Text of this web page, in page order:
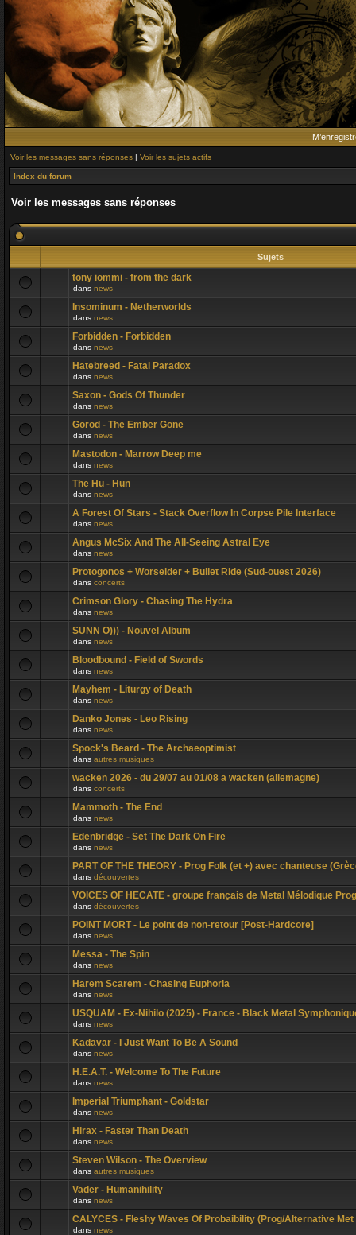
Voir les messages sans réponses | Voir les sujets actifs
Index du forum
Voir les messages sans réponses
Sujets
tony iommi - from the dark
dans news
Insominum - Netherworlds
dans news
Forbidden - Forbidden
dans news
Hatebreed - Fatal Paradox
dans news
Saxon - Gods Of Thunder
dans news
Gorod - The Ember Gone
dans news
Mastodon - Marrow Deep me
dans news
The Hu - Hun
dans news
A Forest Of Stars - Stack Overflow In Corpse Pile Interface
dans news
Angus McSix And The All-Seeing Astral Eye
dans news
Protogonos + Worselder + Bullet Ride (Sud-ouest 2026)
dans concerts
Crimson Glory - Chasing The Hydra
dans news
SUNN O))) - Nouvel Album
dans news
Bloodbound - Field of Swords
dans news
Mayhem - Liturgy of Death
dans news
Danko Jones - Leo Rising
dans news
Spock's Beard - The Archaeoptimist
dans autres musiques
wacken 2026 - du 29/07 au 01/08 a wacken (allemagne)
dans concerts
Mammoth - The End
dans news
Edenbridge - Set The Dark On Fire
dans news
PART OF THE THEORY - Prog Folk (et +) avec chanteuse
dans découvertes
VOICES OF HECATE - groupe français de Metal Mélodique Prog
dans découvertes
POINT MORT - Le point de non-retour [Post-Hardcore]
dans news
Messa - The Spin
dans news
Harem Scarem - Chasing Euphoria
dans news
USQUAM - Ex-Nihilo (2025) - France - Black Metal
dans news
Kadavar - I Just Want To Be A Sound
dans news
H.E.A.T. - Welcome To The Future
dans news
Imperial Triumphant - Goldstar
dans news
Hirax - Faster Than Death
dans news
Steven Wilson - The Overview
dans autres musiques
Vader - Humanihility
dans news
CALYCES - Fleshy Waves Of Probaibility (Prog/Alternative Met
dans news